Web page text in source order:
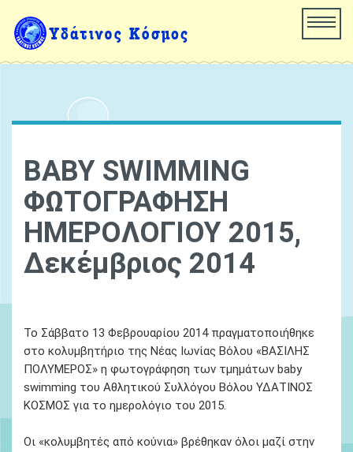
BABY SWIMMING
ΦΩΤΟΓΡΑΦΗΣΗ
ΗΜΕΡΟΛΟΓΙΟΥ 2015,
Δεκέμβριος 2014
Το Σάββατο 13 Φεβρουαρίου 2014 πραγματοποιήθηκε
στο κολυμβητήριο της Νέας Ιωνίας Βόλου «ΒΑΣΙΛΗΣ
ΠΟΛΥΜΕΡΟΣ» η φωτογράφηση των τμημάτων baby
swimming του Αθλητικού Συλλόγου Βόλου ΥΔΑΤΙΝΟΣ
ΚΟΣΜΟΣ για το ημερολόγιο του 2015.
Οι «κολυμβητές από κούνια» βρέθηκαν όλοι μαζί στην